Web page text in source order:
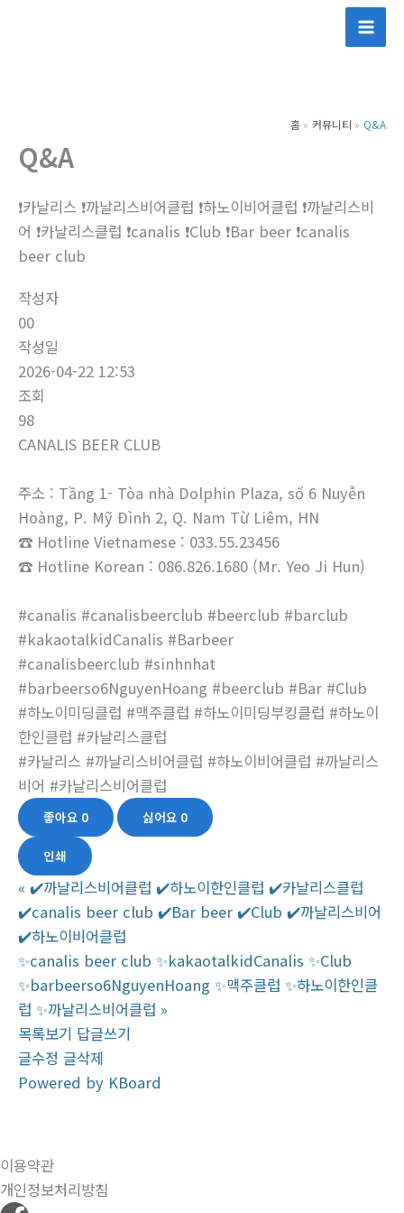
홈 커뮤니티 Q&A
Q&A
❗카날리스 ❗까날리스비어클럽 ❗하노이비어클럽 ❗까날리스비
어 ❗카날리스클럽 ❗canalis ❗Club ❗Bar beer ❗canalis
beer club
작성자
00
작성일
2026-04-22 12:53
조회
98
CANALIS BEER CLUB
주소 : Tầng 1- Tòa nhà Dolphin Plaza, số 6 Nuyễn
Hoàng, P. Mỹ Đình 2, Q. Nam Từ Liêm, HN
☎ Hotline Vietnamese : 033.55.23456
☎ Hotline Korean : 086.826.1680 (Mr. Yeo Ji Hun)
#canalis #canalisbeerclub #beerclub #barclub
#kakaotalkidCanalis #Barbeer
#canalisbeerclub #sinhnhat
#barbeerso6NguyenHoang #beerclub #Bar #Club
#하노이미딩클럽 #맥주클럽 #하노이미딩부킹클럽 #하노이
한인클럽 #카날리스클럽
#카날리스 #까날리스비어클럽 #하노이비어클럽 #까날리스
비어 #카날리스비어클럽
좋아요 0 싫어요 0
인쇄
« ✔️까날리스비어클럽 ✔️하노이한인클럽 ✔️‍‍카날리스클럽
✔️‍canalis beer club ✔️Bar beer ✔️‍‍Club ‍‍✔️까날리스비어
‍‍✔️하노이비어클럽
✨canalis beer club ✨kakaotalkidCanalis ✨Club
✨barbeerso6NguyenHoang ✨맥주클럽 ✨하노이한인클
럽 ✨까날리스비어클럽 »
목록보기 답글쓰기
글수정 글삭제
Powered by KBoard
이용약관
개인정보처리방침